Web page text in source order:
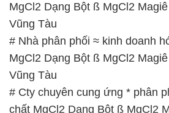
MgCl2 Dạng Bột ß MgCl2
Vũng Tàu
# Nhà phân phối ≈ kinh doanh
MgCl2 Dạng Bột ß MgCl2
Vũng Tàu
# Cty chuyên cung ứng * phân
chất MgCl2 Dạng Bột ß MgCl2